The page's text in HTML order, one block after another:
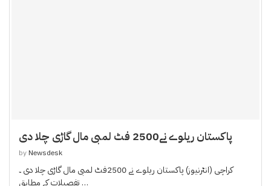
پاکستان ریلوے نے2500 فٹ لمبی مال گاڑی چلا دی
by Newsdesk
کراچی (انٹرنیوز) پاکستان ریلوے نے 2500فٹ لمبی مال گاڑی چلا دی ۔
تفصیلات کے مطابق …